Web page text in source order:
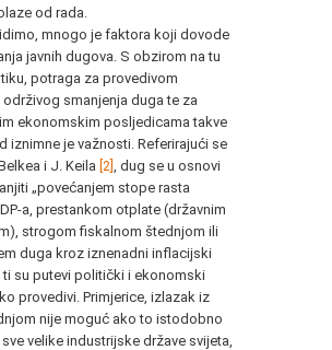
od rada.
mnogo je faktora koji dovode
javnih dugova. S obzirom na tu
potraga za provedivom
smanjenja duga te za
ekonomskim posljedicama takve
iznimne je važnosti. Referirajući se
i J. Keila [2
, dug se u osnovi
„povećanjem stope rasta
a, prestankom otplate (državnim
strogom fiskalnom štednjom ili
duga kroz iznenadni inflacijski
ti su putevi politički i ekonomski
provedivi. Primjerice, izlazak iz
nije moguć ako to istodobno
velike industrijske države svijeta,